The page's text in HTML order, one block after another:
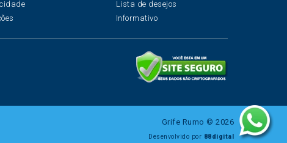
Lista de desejos
Informativo
Grife Rumo © 2026
Desenvolvido por 88digital